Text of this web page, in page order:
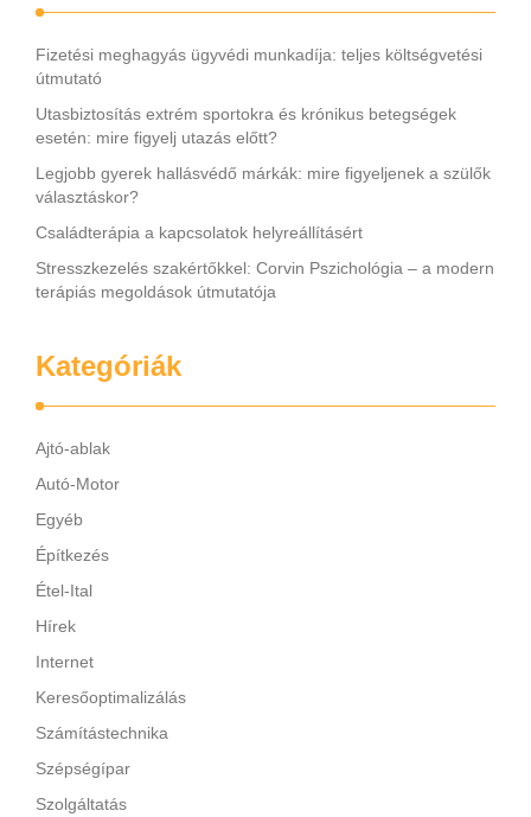
Fizetési meghagyás ügyvédi munkadíja: teljes költségvetési
útmutató
Utasbiztosítás extrém sportokra és krónikus betegségek
esetén: mire figyelj utazás előtt?
Legjobb gyerek hallásvédő márkák: mire figyeljenek a szülők
választáskor?
Családterápia a kapcsolatok helyreállításért
Stresszkezelés szakértőkkel: Corvin Pszichológia – a modern
terápiás megoldások útmutatója
Kategóriák
Ajtó-ablak
Autó-Motor
Egyéb
Építkezés
Étel-Ital
Hírek
Internet
Keresőoptimalizálás
Számítástechnika
Szépségípar
Szolgáltatás